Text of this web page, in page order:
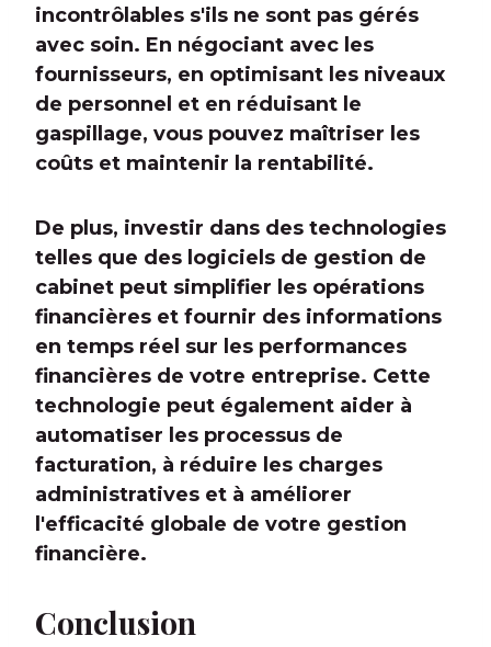
incontrôlables s'ils ne sont pas gérés
avec soin. En négociant avec les
fournisseurs, en optimisant les niveaux
de personnel et en réduisant le
gaspillage, vous pouvez maîtriser les
coûts et maintenir la rentabilité.
De plus, investir dans des technologies
telles que des logiciels de gestion de
cabinet peut simplifier les opérations
financières et fournir des informations
en temps réel sur les performances
financières de votre entreprise. Cette
technologie peut également aider à
automatiser les processus de
facturation, à réduire les charges
administratives et à améliorer
l'efficacité globale de votre gestion
financière.
Conclusion